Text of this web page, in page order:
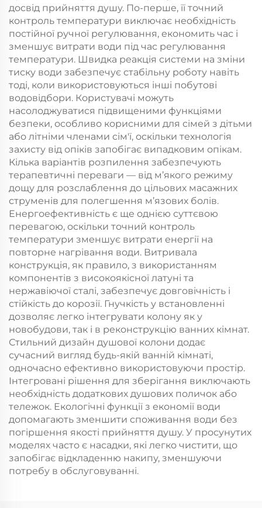
досвід прийняття душу. По-перше, її точний
контроль температури виключає необхідність
постійної ручної регулювання, економить час і
зменшує витрати води під час регулювання
температури. Швидка реакція системи на зміни
тиску води забезпечує стабільну роботу навіть
тоді, коли використовуються інші побутові
водовідбори. Користувачі можуть
насолоджуватися підвищеними функціями
безпеки, особливо корисними для сімей з дітьми
або літніми членами сім'ї, оскільки технологія
захисту від опіків запобігає випадковим опікам.
Кілька варіантів розпилення забезпечують
терапевтичні переваги — від м’якого режиму
дощу для розслаблення до цільових масажних
струменів для полегшення м’язових болів.
Енергоефективність є ще однією суттєвою
перевагою, оскільки точний контроль
температури зменшує витрати енергії на
повторне нагрівання води. Витривала
конструкція, як правило, з використанням
компонентів з високоякісної латуні та
нержавіючої сталі, забезпечує довговічність і
стійкість до корозії. Гнучкість у встановленні
дозволяє легко інтегрувати колону як у
новобудови, так і в реконструкцію ванних кімнат.
Стильний дизайн душової колони додає
сучасний вигляд будь-якій ванній кімнаті,
одночасно ефективно використовуючи простір.
Інтегровані рішення для зберігання виключають
необхідність додаткових душових поличок або
тележок. Екологічні функції з економії води
допомагають зменшити споживання води без
погіршення якості прийняття душу. У просунутих
моделях часто є насадки, які легко чистити, що
запобігає відкладенню накипу, зменшуючи
потребу в обслуговуванні.